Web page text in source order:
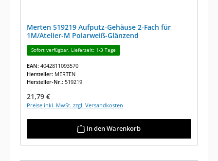
Merten 519219 Aufputz-Gehäuse 2-Fach für
1M/Atelier-M Polarweiß-Glänzend
Sofort verfügbar, Lieferzeit: 1-3 Tage
EAN: 4042811093570
Hersteller: MERTEN
Hersteller-Nr.: 519219
Regulärer Preis:
21,79 €
Preise inkl. MwSt. zzgl. Versandkosten
In den Warenkorb